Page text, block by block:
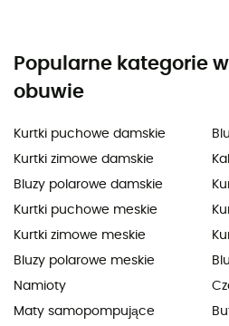
Popularne kategorie
obuwie
Kurtki puchowe damskie
Kurtki zimowe damskie
Bluzy polarowe damskie
Kurtki puchowe meskie
Kurtki zimowe meskie
Bluzy polarowe meskie
Namioty
Maty samopompujące